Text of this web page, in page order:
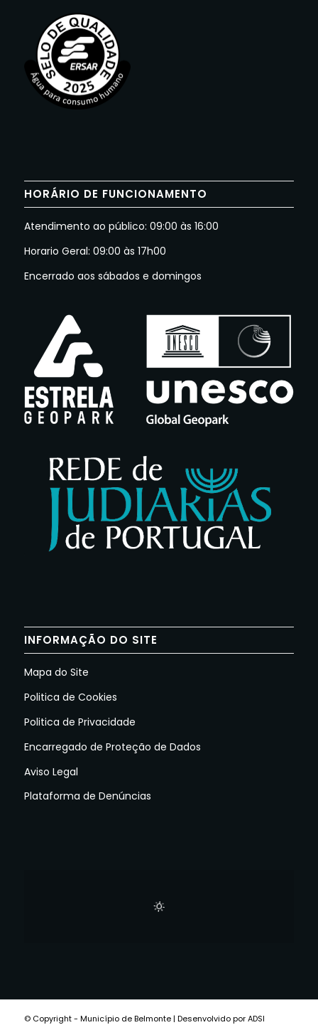
HORÁRIO DE FUNCIONAMENTO
Atendimento ao público: 09:00 às 16:00
Horario Geral: 09:00 às 17h00
Encerrado aos sábados e domingos
INFORMAÇÃO DO SITE
Mapa do Site
Politica de Cookies
Politica de Privacidade
Encarregado de Proteção de Dados
Aviso Legal
Plataforma de Denúncias
© Copyright - Município de Belmonte | Desenvolvido por ADSI